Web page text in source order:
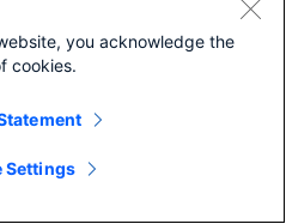
을 얼마나 잘 받았는지,
명할 수 있는 기회를 모두
you acknowledge the
cookies.
Settings